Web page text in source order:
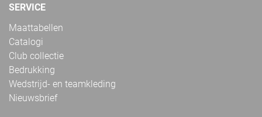
SERVICE
Maattabellen
Catalogi
Club collectie
Bedrukking
Wedstrijd- en teamkleding
Nieuwsbrief